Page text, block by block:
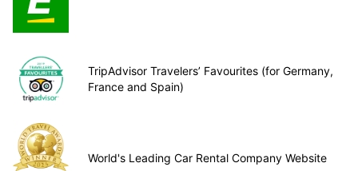
TripAdvisor Travelers’ Favourites (for Germany,
France and Spain)
World's Leading Car Rental Company Website